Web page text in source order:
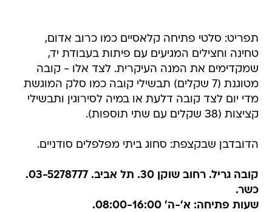
תפריט: סלטי פתיחה קלאסיים כמו כרוב אדום,
טחינה וחצילים המגיעים עם פיתות בעבודת יד,
שמקדימים את המנה העיקרית. לצד אלו - קובה
מטוגנת (7 שקלים) תבשילי קובה כמו סלק המוגשת
מדי יום לצד קובה דלעת או במיה לסירוגין ותבשילי
קציצות (38 שקלים עם שתי תוספות).
הדובדבן שבקצפת: סחוג ביתי מפלפלים סודניים.
קובה גריל. רחוב שוקן 30. תל אביב. 03-5278777.
כשר.
שעות פתיחה: א'-ה' 08:00-16:00.